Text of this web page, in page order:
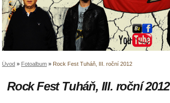
Úvod » Fotoalbum » Rock Fest Tuháň, III. roční 2012
Rock Fest Tuháň, III. roční 2012